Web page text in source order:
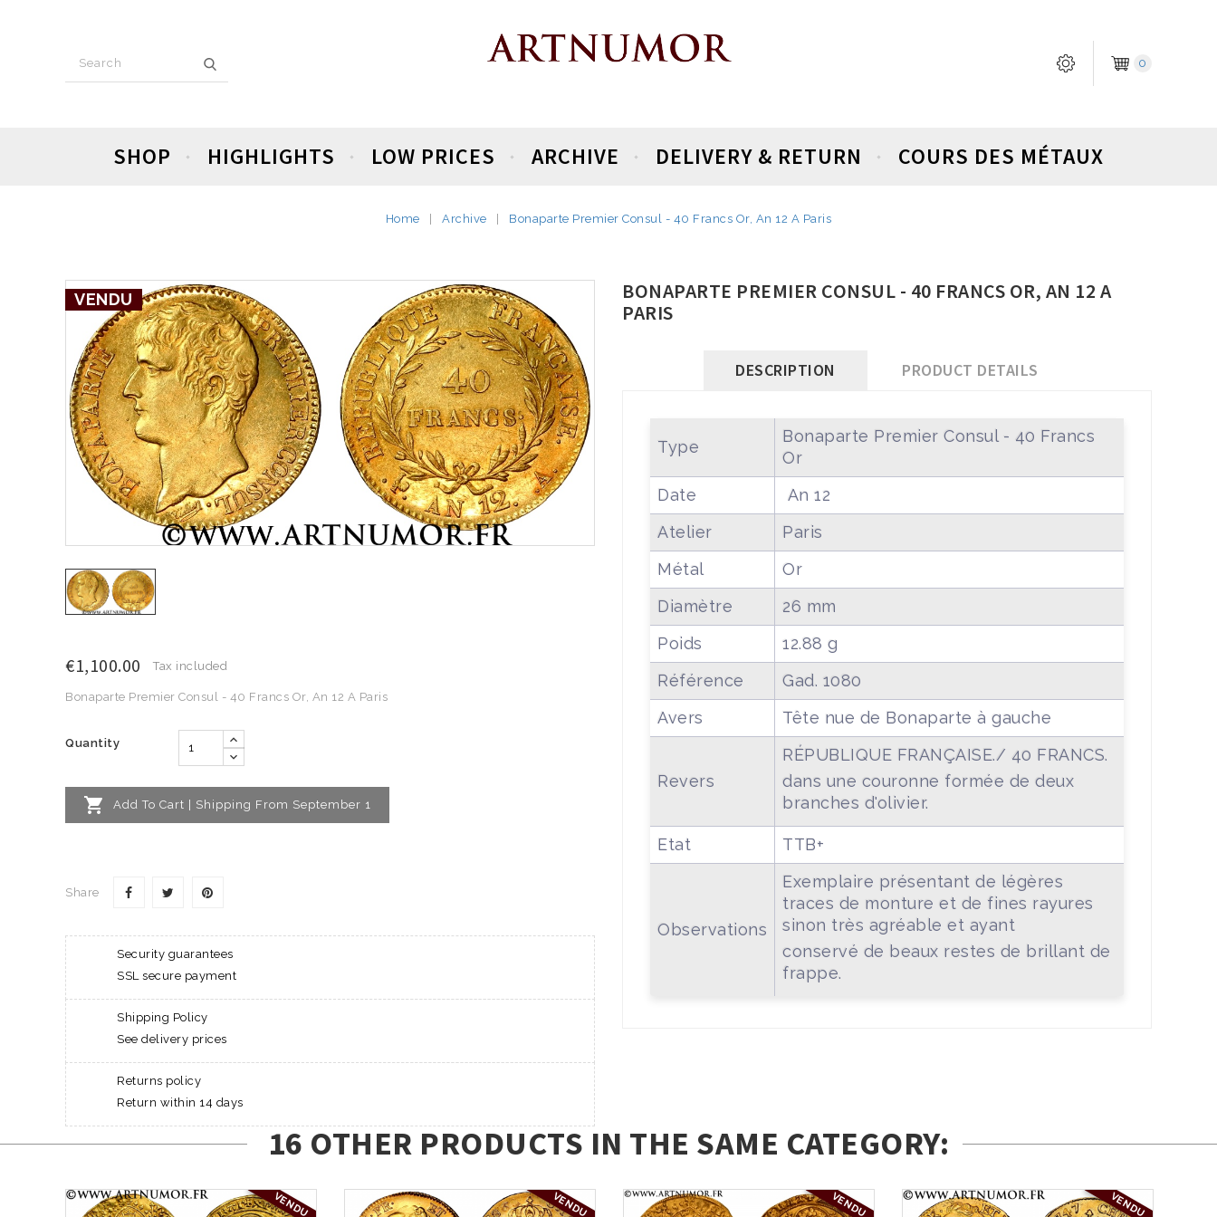
0
SHOP HIGHLIGHTS LOW PRICES ARCHIVE DELIVERY & RETURN COURS DES MÉTAUX
Home Archive Bonaparte Premier Consul - 40 Francs Or, An 12 A Paris
VENDU
€1,100.00 Tax included
Bonaparte Premier Consul - 40 Francs Or, An 12 A Paris
Quantity
 Add To Cart | Shipping From September 1
Share
Security guarantees
SSL secure payment
Shipping Policy
See delivery prices
Returns policy
Return within 14 days
BONAPARTE PREMIER CONSUL - 40 FRANCS OR, AN 12 A
PARIS
DESCRIPTION PRODUCT DETAILS
Type
Bonaparte Premier Consul - 40 Francs
Or
Date
An 12
Atelier
Paris
Métal
Or
Diamètre
26 mm
Poids
12.88 g
Référence
Gad. 1080
Avers
Tête nue de Bonaparte à gauche
Revers
RÉPUBLIQUE FRANÇAISE./ 40 FRANCS.
dans une couronne formée de deux
branches d'olivier.
Etat TTB+
Observations
Exemplaire présentant de légères
traces de monture et de fines rayures
sinon très agréable et ayant
conservé de beaux restes de brillant de
frappe.
16 OTHER PRODUCTS IN THE SAME CATEGORY:
VENDU VENDU VENDU VENDU